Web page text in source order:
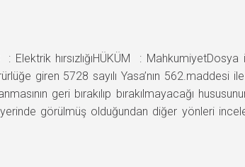
Elektrik hırsızlığıHÜKÜM :
giren 5728 sayılı Yasa’nın 562.maddesi
geri bırakılıp bırakılmayacağı
görülmüş olduğundan diğer yönleri